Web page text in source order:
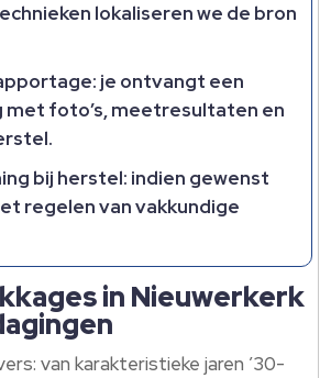
lokaliseren we de bron
: je ontvangt een
met foto’s, meetresultaten en
bij herstel: indien gewenst
regelen van vakkundige
in Nieuwerkerk
van karakteristieke jaren ’30-